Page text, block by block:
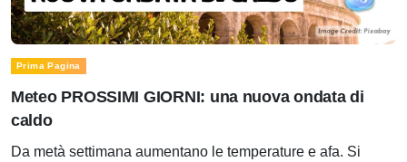
Prima Pagina
Meteo PROSSIMI GIORNI: una nuova ondata di
caldo
Da metà settimana aumentano le temperature e afa. Si